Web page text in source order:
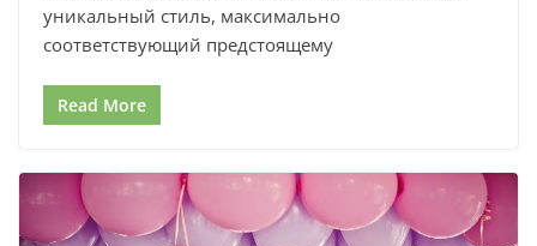
уникальный стиль, максимально
соответствующий предстоящему
Read More